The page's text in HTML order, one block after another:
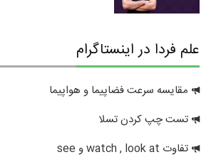
علم فردا در اینستاگرام
مقایسه سرعت فضاپیما و هواپیما
تست چپ کردن تسلا
تفاوت watch , look at و see